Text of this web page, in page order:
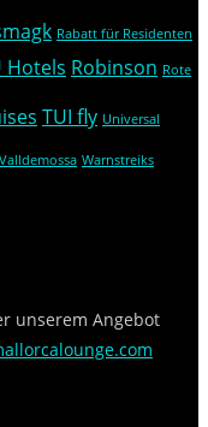
Rabatt für Residenten
Hotels Robinson Rote
TUI fly Universal
Valldemossa Warnstreiks
unserem Angebot